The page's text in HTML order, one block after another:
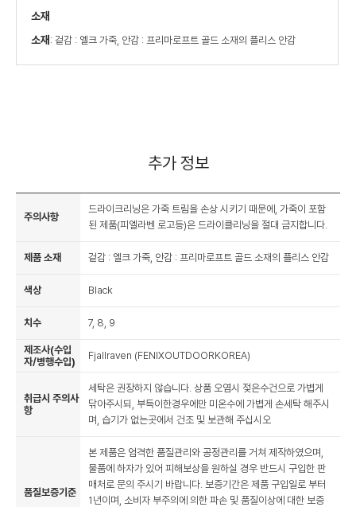
소재
소재: 겉감 : 엘크 가죽, 안감 : 프리마로프트 골드 소재의 플리스 안감
추가 정보
주의사항
드라이크리닝은 가죽 트림을 손상 시키기 때문에, 가죽이 포함
된 제품(피엘라벤 로고등)은 드라이클리닝을 절대 금지합니다.
제품 소재 겉감 : 엘크 가죽, 안감 : 프리마로프트 골드 소재의 플리스 안감
색상 Black
치수 7, 8, 9
제조사(수입
자/병행수입)
Fjallraven (FENIXOUTDOORKOREA)
취급시 주의사
항
세탁은 권장하지 않습니다. 상품 오염시 젖은수건으로 가볍게
닦아주시되, 부득이한경우에만 미온수에 가볍게 손세탁 해주시
며, 습기가 없는곳에서 건조 및 보관해 주십시오
품질보증기준
본 제품은 엄격한 품질관리와 공정관리를 거쳐 제작하였으며,
물품에 하자가 있어 피해보상을 원하실 경우 반드시 구입한 판
매처로 문의 주시기 바랍니다. 보증기간은 제품 구입일로 부터
1년이며, 소비자 부주의에 의한 파손 및 품질이상에 대한 보증